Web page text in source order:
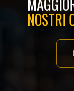
NOSTRI